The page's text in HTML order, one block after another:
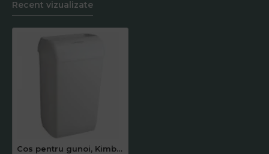
Recent vizualizate
Cos pentru gunoi, Kimberly-Clark, Aquarius, 43 l, alb